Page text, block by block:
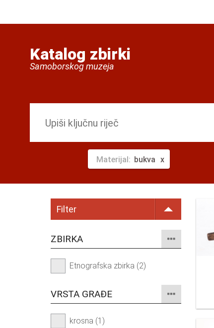
Katalog zbirki
Samoborskog muzeja
Materijal: bukva
Filter
ZBIRKA
Etnografska zbirka (2)
VRSTA GRAĐE
krosna (1)